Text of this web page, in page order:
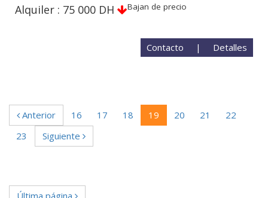
Alquiler : 75 000 DH Bajan de precio
Detalles
|
Contacto
Anterior 16 17 18 19 20 21
22
23
Siguiente
Última página